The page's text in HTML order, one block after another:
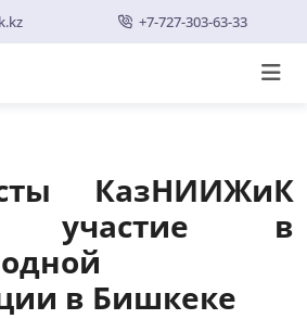
+7-727-303-63-33
КазНИИЖиК
участие в
в Бишкеке